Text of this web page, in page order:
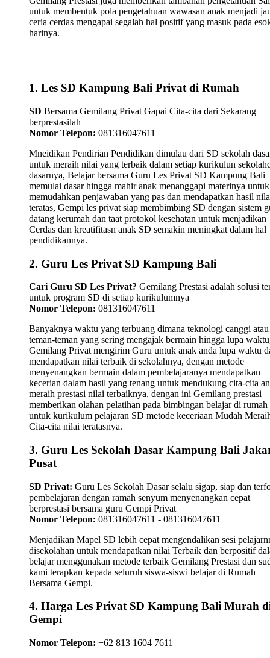
untuk membentuk pola pengetahuan wawasan anak menjadi
ceria cerdas mengapai segalah hal positif yang masuk pada
harinya.
1. Les SD Kampung Bali Privat di Rumah
SD Bersama Gemilang Privat Gapai Cita-cita dari Sekarang
berprestasilah
Nomor Telepon: 081316047611
Mneidikan Pendirian Pendidikan dimulau dari SD sekolah
untuk meraih nilai yang terbaik dalam setiap kurikulun
dasarnya, Belajar bersama Guru Les Privat SD Kampung Bali
memulai dasar hingga mahir anak menanggapi materinya untuk
memudahkan penjawaban yang pas dan mendapatkan hasil
teratas, Gempi les privat siap membimbing SD dengan sistem
datang kerumah dan taat protokol kesehatan untuk menjadikan
Cerdas dan kreatifitasn anak SD semakin meningkat dalam hal
pendidikannya.
2. Guru Les Privat SD Kampung Bali
Cari Guru SD Les Privat? Gemilang Prestasi adalah solusi
untuk program SD di setiap kurikulumnya
Nomor Telepon: 081316047611
Banyaknya waktu yang terbuang dimana teknologi canggi atau
teman-teman yang sering mengajak bermain hingga lupa
Gemilang Privat mengirim Guru untuk anak anda lupa waktu
mendapatkan nilai terbaik di sekolahnya, dengan metode
menyenangkan bermain dalam pembelajaranya mendapatkan
kecerian dalam hasil yang tenang untuk mendukung cita-cita
meraih prestasi nilai terbaiknya, dengan ini Gemilang prestasi
memberikan olahan pelatihan pada bimbingan belajar di rumah
untuk kurikulum pelajaran SD metode keceriaan Mudah
Cita-cita nilai teratasnya.
3. Guru Les Sekolah Dasar Kampung Bali
Pusat
SD Privat: Guru Les Sekolah Dasar selalu sigap, siap dan
pembelajaran dengan ramah senyum menyenangkan cepat
berprestasi bersama guru Gempi Privat
Nomor Telepon: 081316047611 - 081316047611
Menjadikan Mapel SD lebih cepat mengendalikan sesi
disekolahan untuk mendapatkan nilai Terbaik dan berpositif
belajar menggunakan metode terbaik Gemilang Prestasi dan
kami terapkan kepada seluruh siswa-siswi belajar di Rumah
Bersama Gempi.
4. Harga Les Privat SD Kampung Bali Murah
Gempi
Nomor Telepon: +62 813 1604 7611